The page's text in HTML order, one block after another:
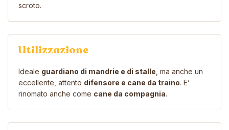
scroto.
Utilizzazione
Ideale guardiano di mandrie e di stalle , ma anche un
eccellente, attento difensore e cane da traino. E’
rinomato anche come cane da compagnia.